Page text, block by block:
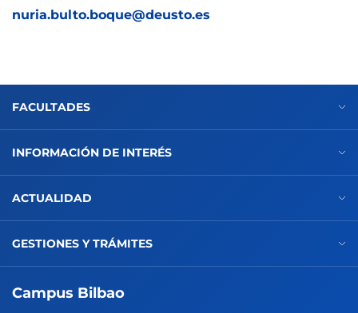
nuria.bulto.boque@deusto.es
FACULTADES
INFORMACIÓN DE INTERÉS
ACTUALIDAD
GESTIONES Y TRÁMITES
Campus Bilbao